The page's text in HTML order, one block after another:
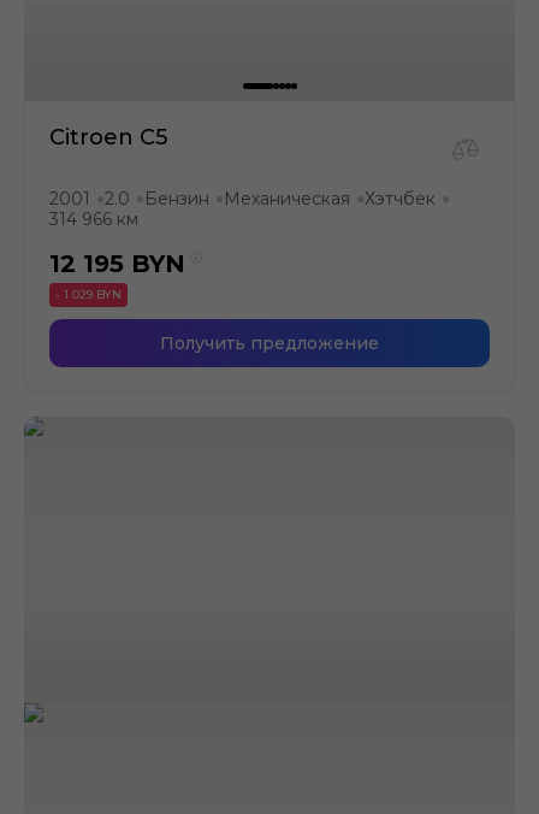
Citroen C5
2001 ●2.0 ● Бензин ● Механическая ●Хэтчбек ●
314 966 км
12 195 BYN
- 1 029 BYN
Получить предложение